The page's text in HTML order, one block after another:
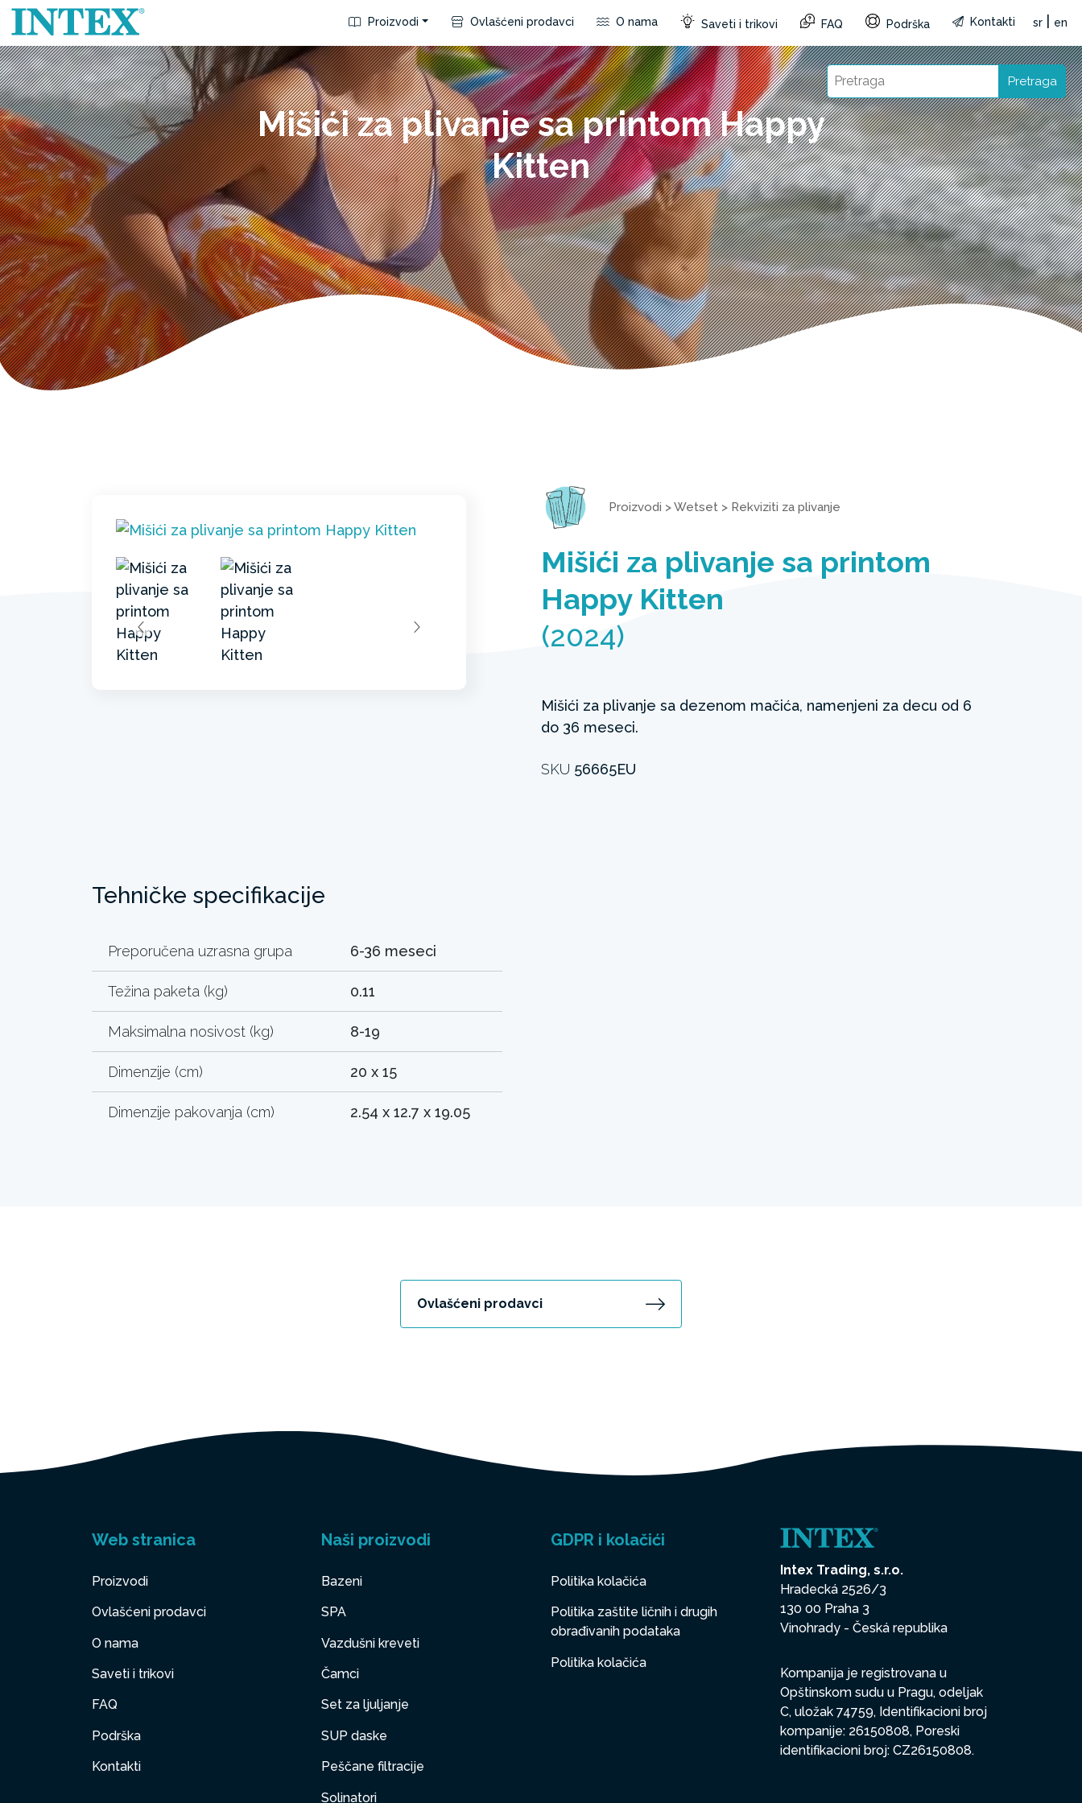
Proizvodi Ovlašćeni prodavci O nama Saveti i trikovi FAQ Podrška Kontakti sr en
Pretraga
Mišići za plivanje sa printom Happy
Kitten
Proizvodi >Wetset > Rekviziti za plivanje
Mišići za plivanje sa printom
Happy Kitten
(2024)
Mišići za plivanje sa dezenom mačića, namenjeni za decu od 6
do 36 meseci.
SKU 56665EU
Tehničke specifikacije
Preporučena uzrasna grupa 6-36 meseci
Težina paketa (kg) 0.11
Maksimalna nosivost (kg) 8-19
Dimenzije (cm) 20 x 15
Dimenzije pakovanja (cm) 2.54 x 12.7 x 19.05
Ovlašćeni prodavci
Web stranica
Proizvodi
Ovlašćeni prodavci
O nama
Saveti i trikovi
FAQ
Podrška
Kontakti
Naši proizvodi
Bazeni
SPA
Vazdušni kreveti
Čamci
Set za ljuljanje
SUP daske
Peščane filtracije
Solinatori
GDPR i kolačići
Politika kolačića
Politika zaštite ličnih i drugih
obrađivanih podataka
Politika kolačića
Intex Trading, s.r.o.
Hradecká 2526/3
130 00 Praha 3
Vinohrady - Česká republika
Kompanija je registrovana u
Opštinskom sudu u Pragu, odeljak
C, uložak 74759, Identifikacioni broj
kompanije: 26150808, Poreski
identifikacioni broj: CZ26150808.